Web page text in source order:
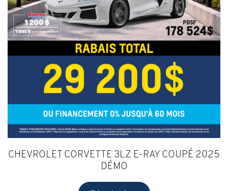
CHEVROLET CORVETTE 3LZ E-RAY COUPÉ 2025
DÉMO